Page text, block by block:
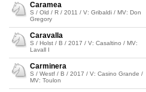
Caramea
S / Old / R / 2011 / V: Gribaldi / MV: Don
Gregory
Caravalla
S / Holst / B / 2017 / V: Casaltino / MV:
Lavall I
Carminera
S / Westf / B / 2017 / V: Casino Grande /
MV: Toulon